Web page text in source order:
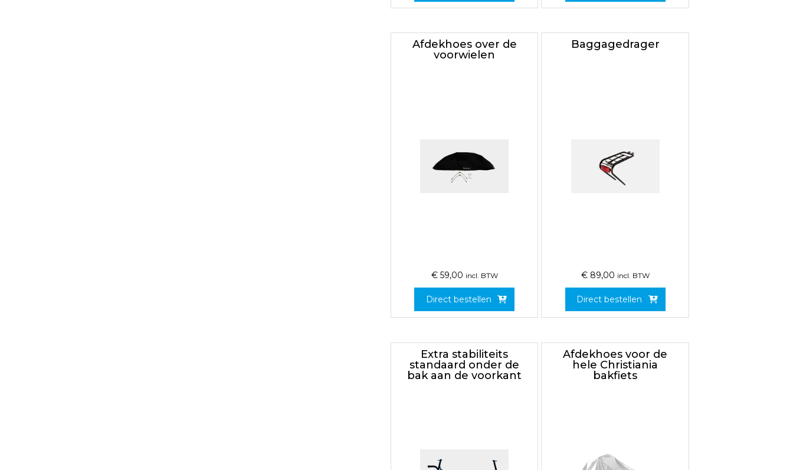
Afdekhoes over de
voorwielen
€ 59,00 incl. BTW
Direct bestellen
Baggagedrager
€ 89,00 incl. BTW
Direct bestellen
Extra stabiliteits
standaard onder de
bak aan de voorkant
Afdekhoes voor de
hele Christiania
bakfiets